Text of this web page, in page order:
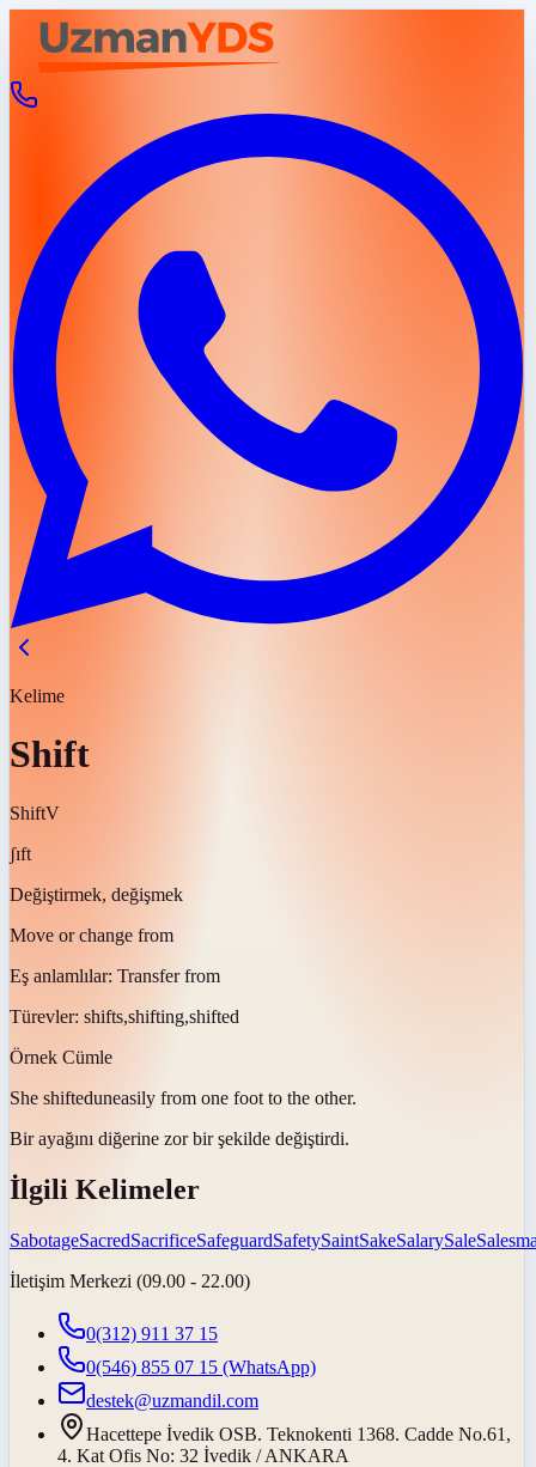
Kelime
Shift
ShiftV
ʃɪft
Değiştirmek, değişmek
Move or change from
Eş anlamlılar: Transfer from
Türevler: shifts,shifting,shifted
Örnek Cümle
She shifteduneasily from one foot to the other.
Bir ayağını diğerine zor bir şekilde değiştirdi.
İlgili Kelimeler
SabotageSacredSacrificeSafeguardSafetySaintSakeSalarySale
İletişim Merkezi (09.00 - 22.00)
0(312) 911 37 15
0(546) 855 07 15 (WhatsApp)
destek@uzmandil.com
Hacettepe İvedik OSB. Teknokenti 1368. Cadde No.61,
4. Kat Ofis No: 32 İvedik / ANKARA